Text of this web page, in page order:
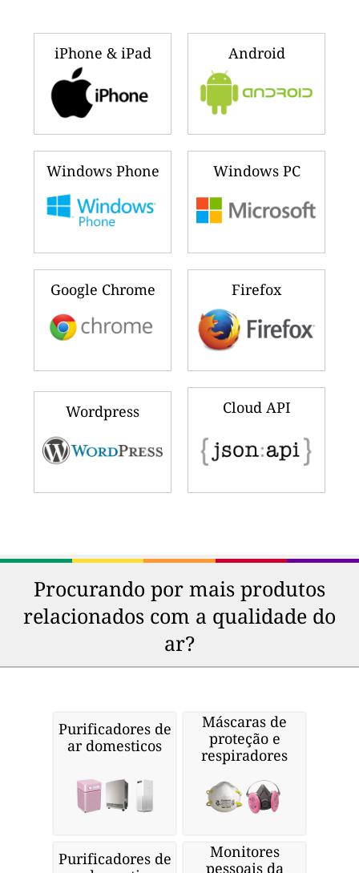
iPhone & iPad Android
Windows Phone Windows PC
Google Chrome Firefox
Wordpress Cloud API
Procurando por mais produtos
relacionados com a qualidade do
ar?
Purificadores de
ar domesticos
Máscaras de
proteção e
respiradores
Purificadores de
Monitores
pessoais da